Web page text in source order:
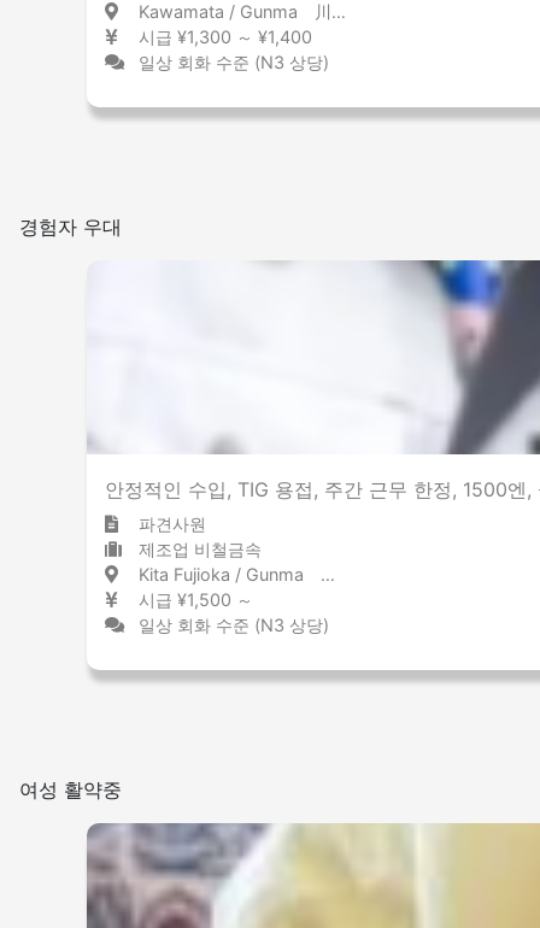
Kawamata / Gunma 川俣 / 群馬県
시급 ¥1,300 ～ ¥1,400
일상 회화 수준 (N3 상당)
경험자 우대
안정적인 수입, TIG 용접, 주간 근무 한정, 1500엔
파견사원
제조업 비철금속
Kita Fujioka / Gunma 北藤岡 / 群馬県
시급 ¥1,500 ～
일상 회화 수준 (N3 상당)
여성 활약중